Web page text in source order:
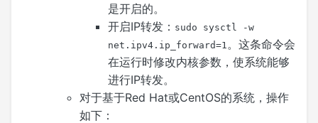
是开启的。
开启IP转发： sudo sysctl -w
net.ipv4.ip_forward=1 。这条命令会
在运行时修改内核参数，使系统能够
进行IP转发。
对于基于Red Hat或CentOS的系统，操作
如下：